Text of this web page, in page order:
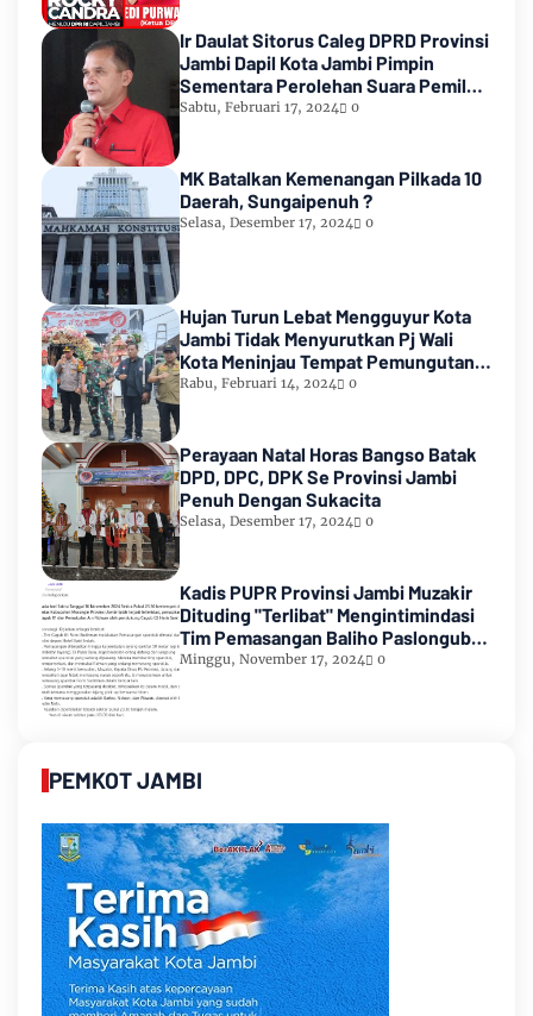
Ir Daulat Sitorus Caleg DPRD Provinsi
Jambi Dapil Kota Jambi Pimpin
Sementara Perolehan Suara Pemilu
2024
Sabtu, Februari 17, 2024 0
MK Batalkan Kemenangan Pilkada 10
Daerah, Sungaipenuh ?
Selasa, Desember 17, 2024 0
Hujan Turun Lebat Mengguyur Kota
Jambi Tidak Menyurutkan Pj Wali
Kota Meninjau Tempat Pemungutan
Suara Pemilu 2024
Rabu, Februari 14, 2024 0
Perayaan Natal Horas Bangso Batak
DPD, DPC, DPK Se Provinsi Jambi
Penuh Dengan Sukacita
Selasa, Desember 17, 2024 0
Kadis PUPR Provinsi Jambi Muzakir
Dituding "Terlibat" Mengintimindasi
Tim Pemasangan Baliho Paslongub
Romi-Sudirman
Minggu, November 17, 2024 0
PEMKOT JAMBI